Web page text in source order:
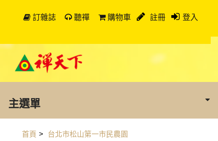
訂雜誌 聽禪 購物車 註冊 登入
主選單
首頁 > 台北市松山第一市民農園